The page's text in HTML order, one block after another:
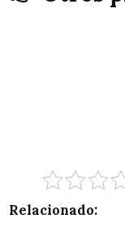
Relacionado: